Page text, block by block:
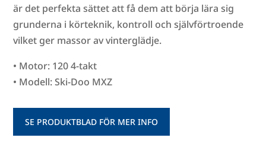
är det perfekta sättet att få dem att börja lära sig
grunderna i körteknik, kontroll och självförtroende
vilket ger massor av vinterglädje.
• Motor: 120 4-takt
• Modell: Ski-Doo MXZ
SE PRODUKTBLAD FÖR MER INFO